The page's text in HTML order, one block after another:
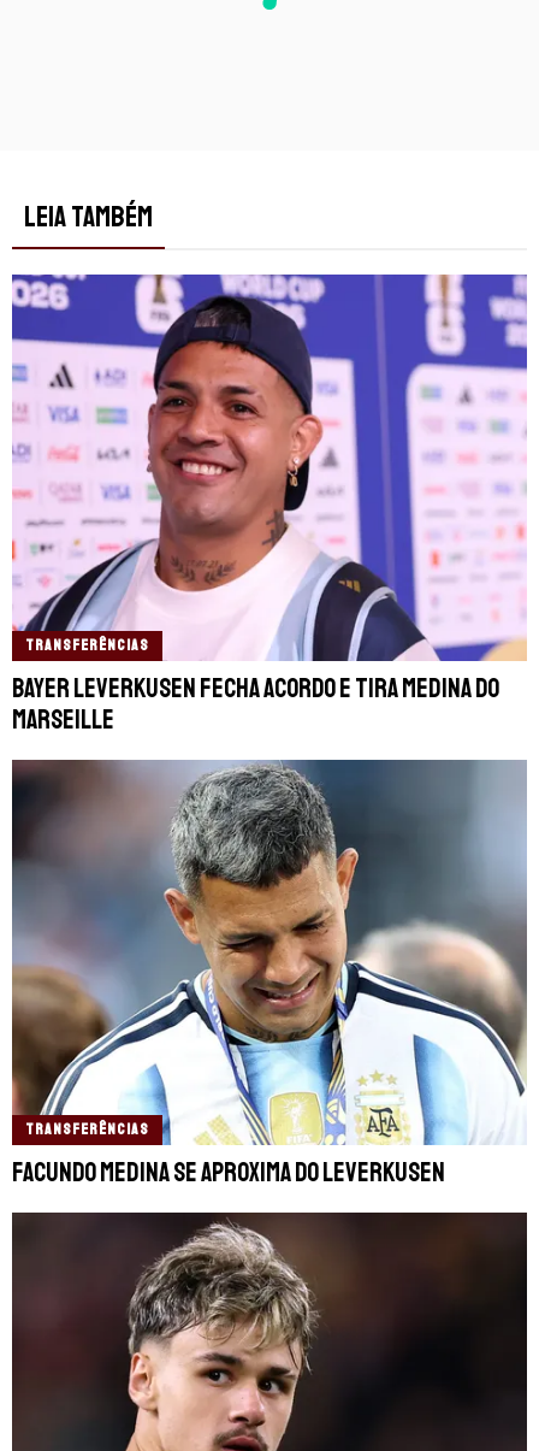
LEIA TAMBÉM
TRANSFERÊNCIAS
Bayer Leverkusen fecha acordo e tira Medina do
Marseille
TRANSFERÊNCIAS
Facundo Medina se aproxima do Leverkusen